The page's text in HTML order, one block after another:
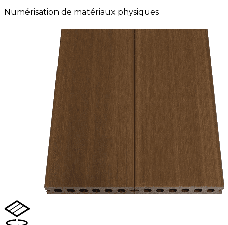
Numérisation de matériaux physiques